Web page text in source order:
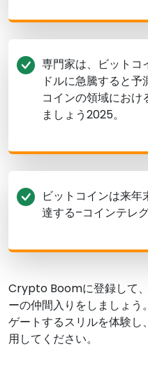
専門家は、ビット
ドルに急騰すると
コインの領域におけ
ましょう2025。
ビットコインは来年
達する–コインテレ
Crypto Boomに登録して
ーの仲間入りをしましょ
ゲートするスリルを体験
用してください。